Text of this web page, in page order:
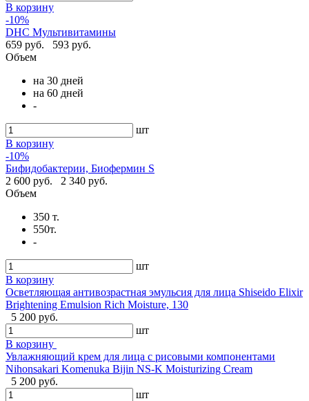
В корзину
-10%
DHC Мультивитамины
659 руб.
593 руб.
Объем
на 30 дней
на 60 дней
-
шт
В корзину
-10%
Бифидобактерии, Биофермин S
2 600 руб.
2 340 руб.
Объем
350 т.
550т.
-
шт
В корзину
Осветляющая антивозрастная эмульсия для лица Shiseido Elixir
Brightening Emulsion Rich Moisture, 130
5 200 руб.
шт
В корзину
Увлажняющий крем для лица с рисовыми компонентами
Nihonsakari Komenuka Bijin NS-K Moisturizing Cream
5 200 руб.
шт